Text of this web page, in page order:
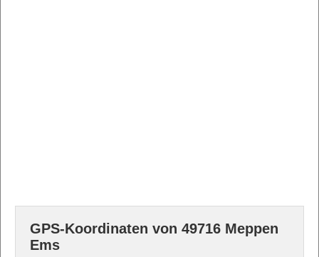
GPS-Koordinaten von 49716 Meppen
Ems